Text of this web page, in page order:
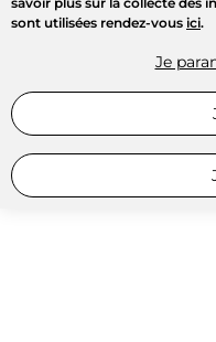
sont utilisées rendez-vous ici.
Je